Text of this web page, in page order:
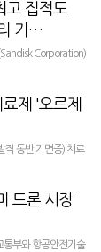
고 집적도
기…
Corporation)
3D 플래시 메모리
제 '오르제
작 동반 기면증) 치료
국(FDA)의 승인을
드론 시장
통부와 항공안전기술